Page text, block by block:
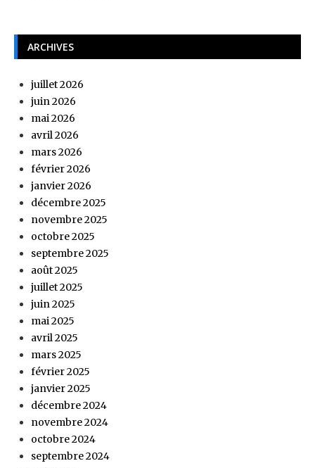
ARCHIVES
juillet 2026
juin 2026
mai 2026
avril 2026
mars 2026
février 2026
janvier 2026
décembre 2025
novembre 2025
octobre 2025
septembre 2025
août 2025
juillet 2025
juin 2025
mai 2025
avril 2025
mars 2025
février 2025
janvier 2025
décembre 2024
novembre 2024
octobre 2024
septembre 2024